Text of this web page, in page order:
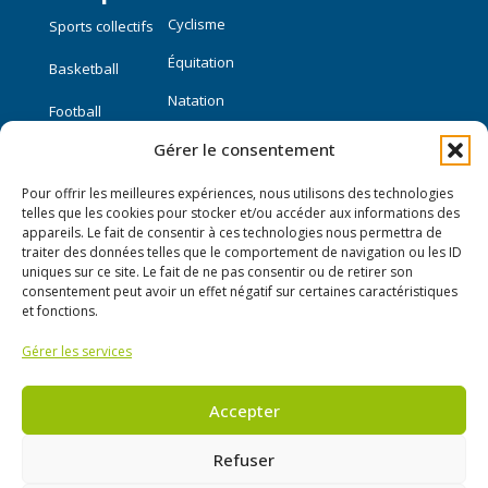
Gérer le consentement
Pour offrir les meilleures expériences, nous utilisons des technologies
telles que les cookies pour stocker et/ou accéder aux informations des
appareils. Le fait de consentir à ces technologies nous permettra de
traiter des données telles que le comportement de navigation ou les ID
uniques sur ce site. Le fait de ne pas consentir ou de retirer son
consentement peut avoir un effet négatif sur certaines caractéristiques
et fonctions.
Gérer les services
Accepter
Refuser
Sports collectifs
Basketball
Football
Sports individuels
Course à pied
Cyclisme
Équitation
Natation
Liens utiles
Mon compte
Nous contacter